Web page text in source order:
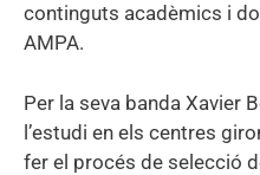
continguts acadèmics i
AMPA.
Per la seva banda Xavier
l’estudi en els centres
fer el procés de selecció